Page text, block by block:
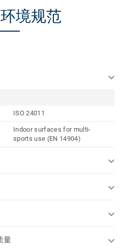
境规范
ISO 24011
Indoor surfaces for multi-
sports use (EN 14904)
量